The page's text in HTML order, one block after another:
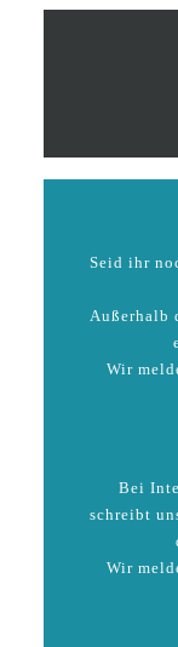
Seid ihr
Außerhalb
Wir
Bei
schreibt
Wir